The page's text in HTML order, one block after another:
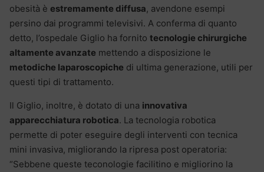
obesità è estremamente diffusa, avendone esempi
persino dai programmi televisivi. A conferma di quanto
detto, l’ospedale Giglio ha fornito tecnologie chirurgiche
altamente avanzate mettendo a disposizione le
metodiche laparoscopiche di ultima generazione, utili per
questi tipi di trattamento.
Il Giglio, inoltre, è dotato di una innovativa
apparecchiatura robotica. La tecnologia robotica
permette di poter eseguire degli interventi con tecnica
mini invasiva, migliorando la ripresa post operatoria:
“Sebbene queste teconologie facilitino e migliorino la